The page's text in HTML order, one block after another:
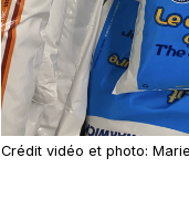
Crédit vidéo et photo: